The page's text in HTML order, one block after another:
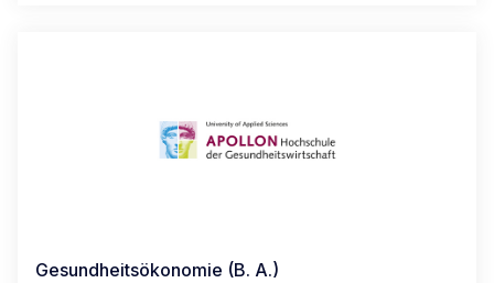
Gesundheitsökonomie (B. A.)